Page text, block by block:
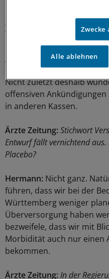
garantiert keinen
Versorgungsstruktur-
Geschenke für
gegenwärtig niemand
Nicht zuletzt deshalb
offensiven
in anderen Kassen.
Ärzte Zeitung:Stichwort
Entwurf fällt vernichtend aus.
Placebo?
Hermann: Nicht ganz.
führen, dass wir bei der
Württemberg weniger
Überversorgung haben
bezweifele, dass wir mit
Morbidität auch nur einen
bekommen.
Ärzte Zeitung:In der
Zwecke
Alle ablehnen